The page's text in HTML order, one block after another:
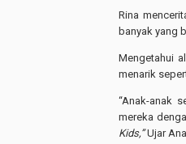
Rina
banyak yang
Mengetahui
menarik
“Anak-anak
mereka
Kids,”Ujar